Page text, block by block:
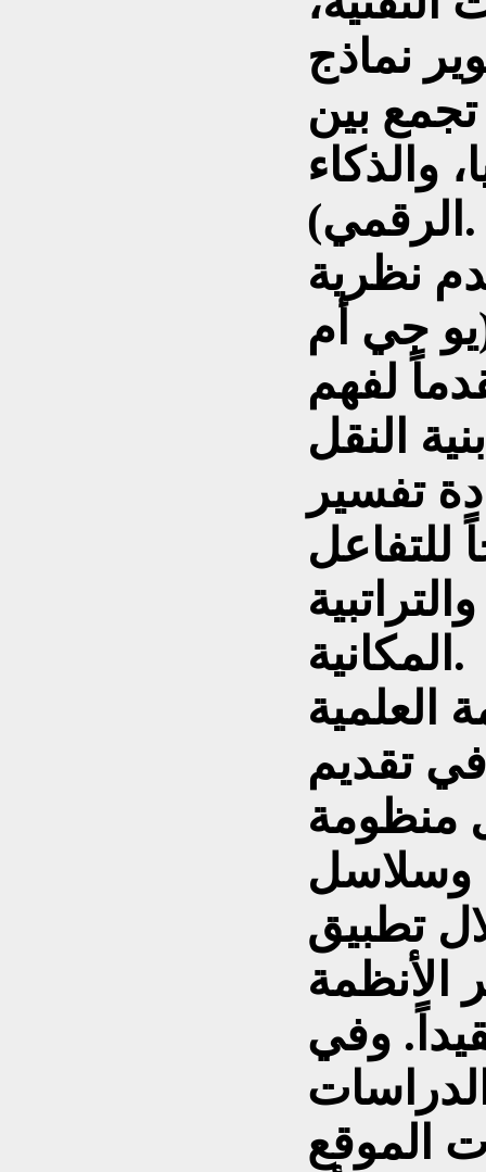
نماذج
بين
والذكاء
الرقمي).
نظرية
جي أم
لفهم
النقل
تفسير
للتفاعل
المكانية.
العلمية
في تقديم
منظومة
وسلاسل
تطبيق
الأنظمة
وفي
الموقع